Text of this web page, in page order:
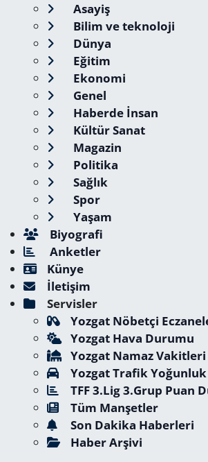
Asayiş
Bilim ve teknoloji
Dünya
Eğitim
Ekonomi
Genel
Haberde İnsan
Kültür Sanat
Magazin
Politika
Sağlık
Spor
Yaşam
Biyografi
Anketler
Künye
İletişim
Servisler
Yozgat Nöbetçi
Yozgat Hava Durumu
Yozgat Namaz Vakitleri
Yozgat Trafik Yoğunluk
TFF 3.Lig 3.Grup Puan
Tüm Manşetler
Son Dakika Haberleri
Haber Arşivi